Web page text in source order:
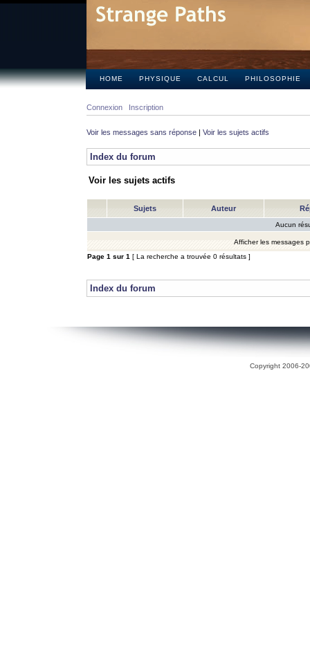
HOME PHYSIQUE CALCUL PHILOSOPHIE
Connexion Inscription
Voir les messages sans réponse | Voir les sujets actifs
Index du forum
Voir les sujets actifs
Sujets Auteur
Aucun
Afficher les messages
Page 1 sur 1 [ La recherche a trouvée 0 résultats ]
Index du forum
Copyright 2006-